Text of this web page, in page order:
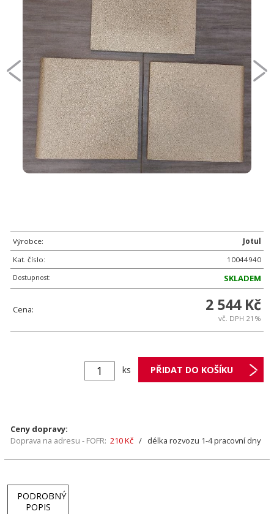
Výrobce:
Jotul
Kat. číslo:
10044940
Dostupnost:
SKLADEM
Cena: 2 544 Kč
vč. DPH 21%
ks
Ceny dopravy:
Doprava na adresu - FOFR: 210 Kč / délka rozvozu 1-4 pracovní dny
PODROBNÝ
POPIS